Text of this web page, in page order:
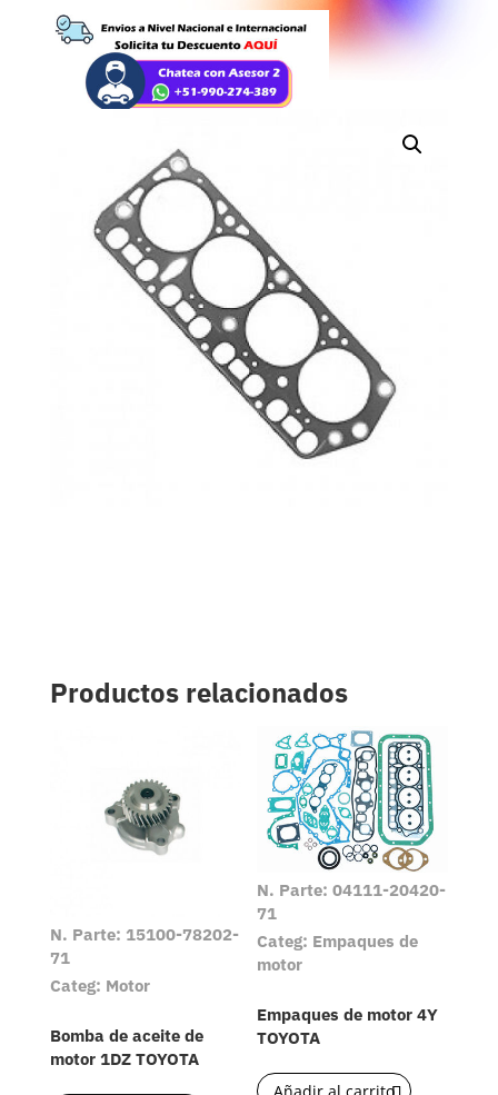
Productos relacionados
N. Parte: 15100-78202-
71
Categ: Motor
Bomba de aceite de
motor 1DZ TOYOTA
N. Parte: 04111-20420-
71
Categ: Empaques de
motor
Empaques de motor 4Y
TOYOTA